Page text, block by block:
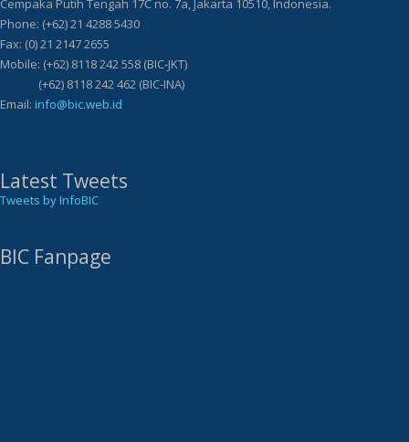
Cempaka Putih Tengah 17C no. 7a, Jakarta 10510, Indonesia.
Phone: (+62) 21 4288 5430
Fax: (0) 21 2147 2655
Mobile: (+62) 8118 242 558 (BIC-JKT)
(+62) 8118 242 462 (BIC-INA)
Email: info@bic.web.id
Latest Tweets
Tweets by InfoBIC
BIC Fanpage